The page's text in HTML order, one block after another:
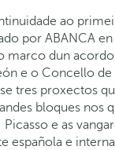
ao
por ABANCA
marco dun
e o Concello de
tres proxectos
bloques nos
Picasso e as
española e